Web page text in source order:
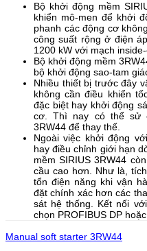
Bộ khởi động mềm
khiển mô-men để khởi
phanh các động cơ
công suất rộng ở điện
1200 kW với mạch
Bộ khởi động mềm
bộ khởi động sao-tam
Nhiều thiết bị trước đây
không cần điều khiển
đặc biệt hay khởi động
cơ. Thì nay có thể sử
3RW44 để thay thế.
Ngoài việc khởi động
hay điều chỉnh giới hạn
mềm SIRIUS 3RW44
cầu cao hơn. Như là,
tổn điện năng khi vận
đặt chính xác hơn các
sát hệ thống. Kết nối
chọn PROFIBUS DP
Manual soft starter 3RW44